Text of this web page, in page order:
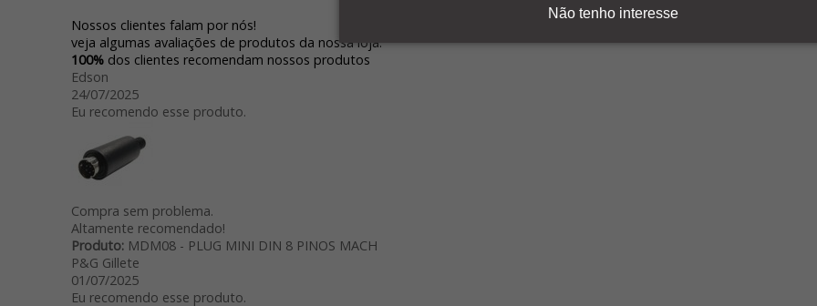
Não tenho interesse
Nossos clientes falam por nós!
veja algumas avaliações de produtos da nossa loja.
100% dos clientes recomendam nossos produtos
Edson
24/07/2025
Eu recomendo esse produto.
Compra sem problema.
Altamente recomendado!
Produto:MDM08 - PLUG MINI DIN 8 PINOS MACH
P&G Gillete
01/07/2025
Eu recomendo esse produto.